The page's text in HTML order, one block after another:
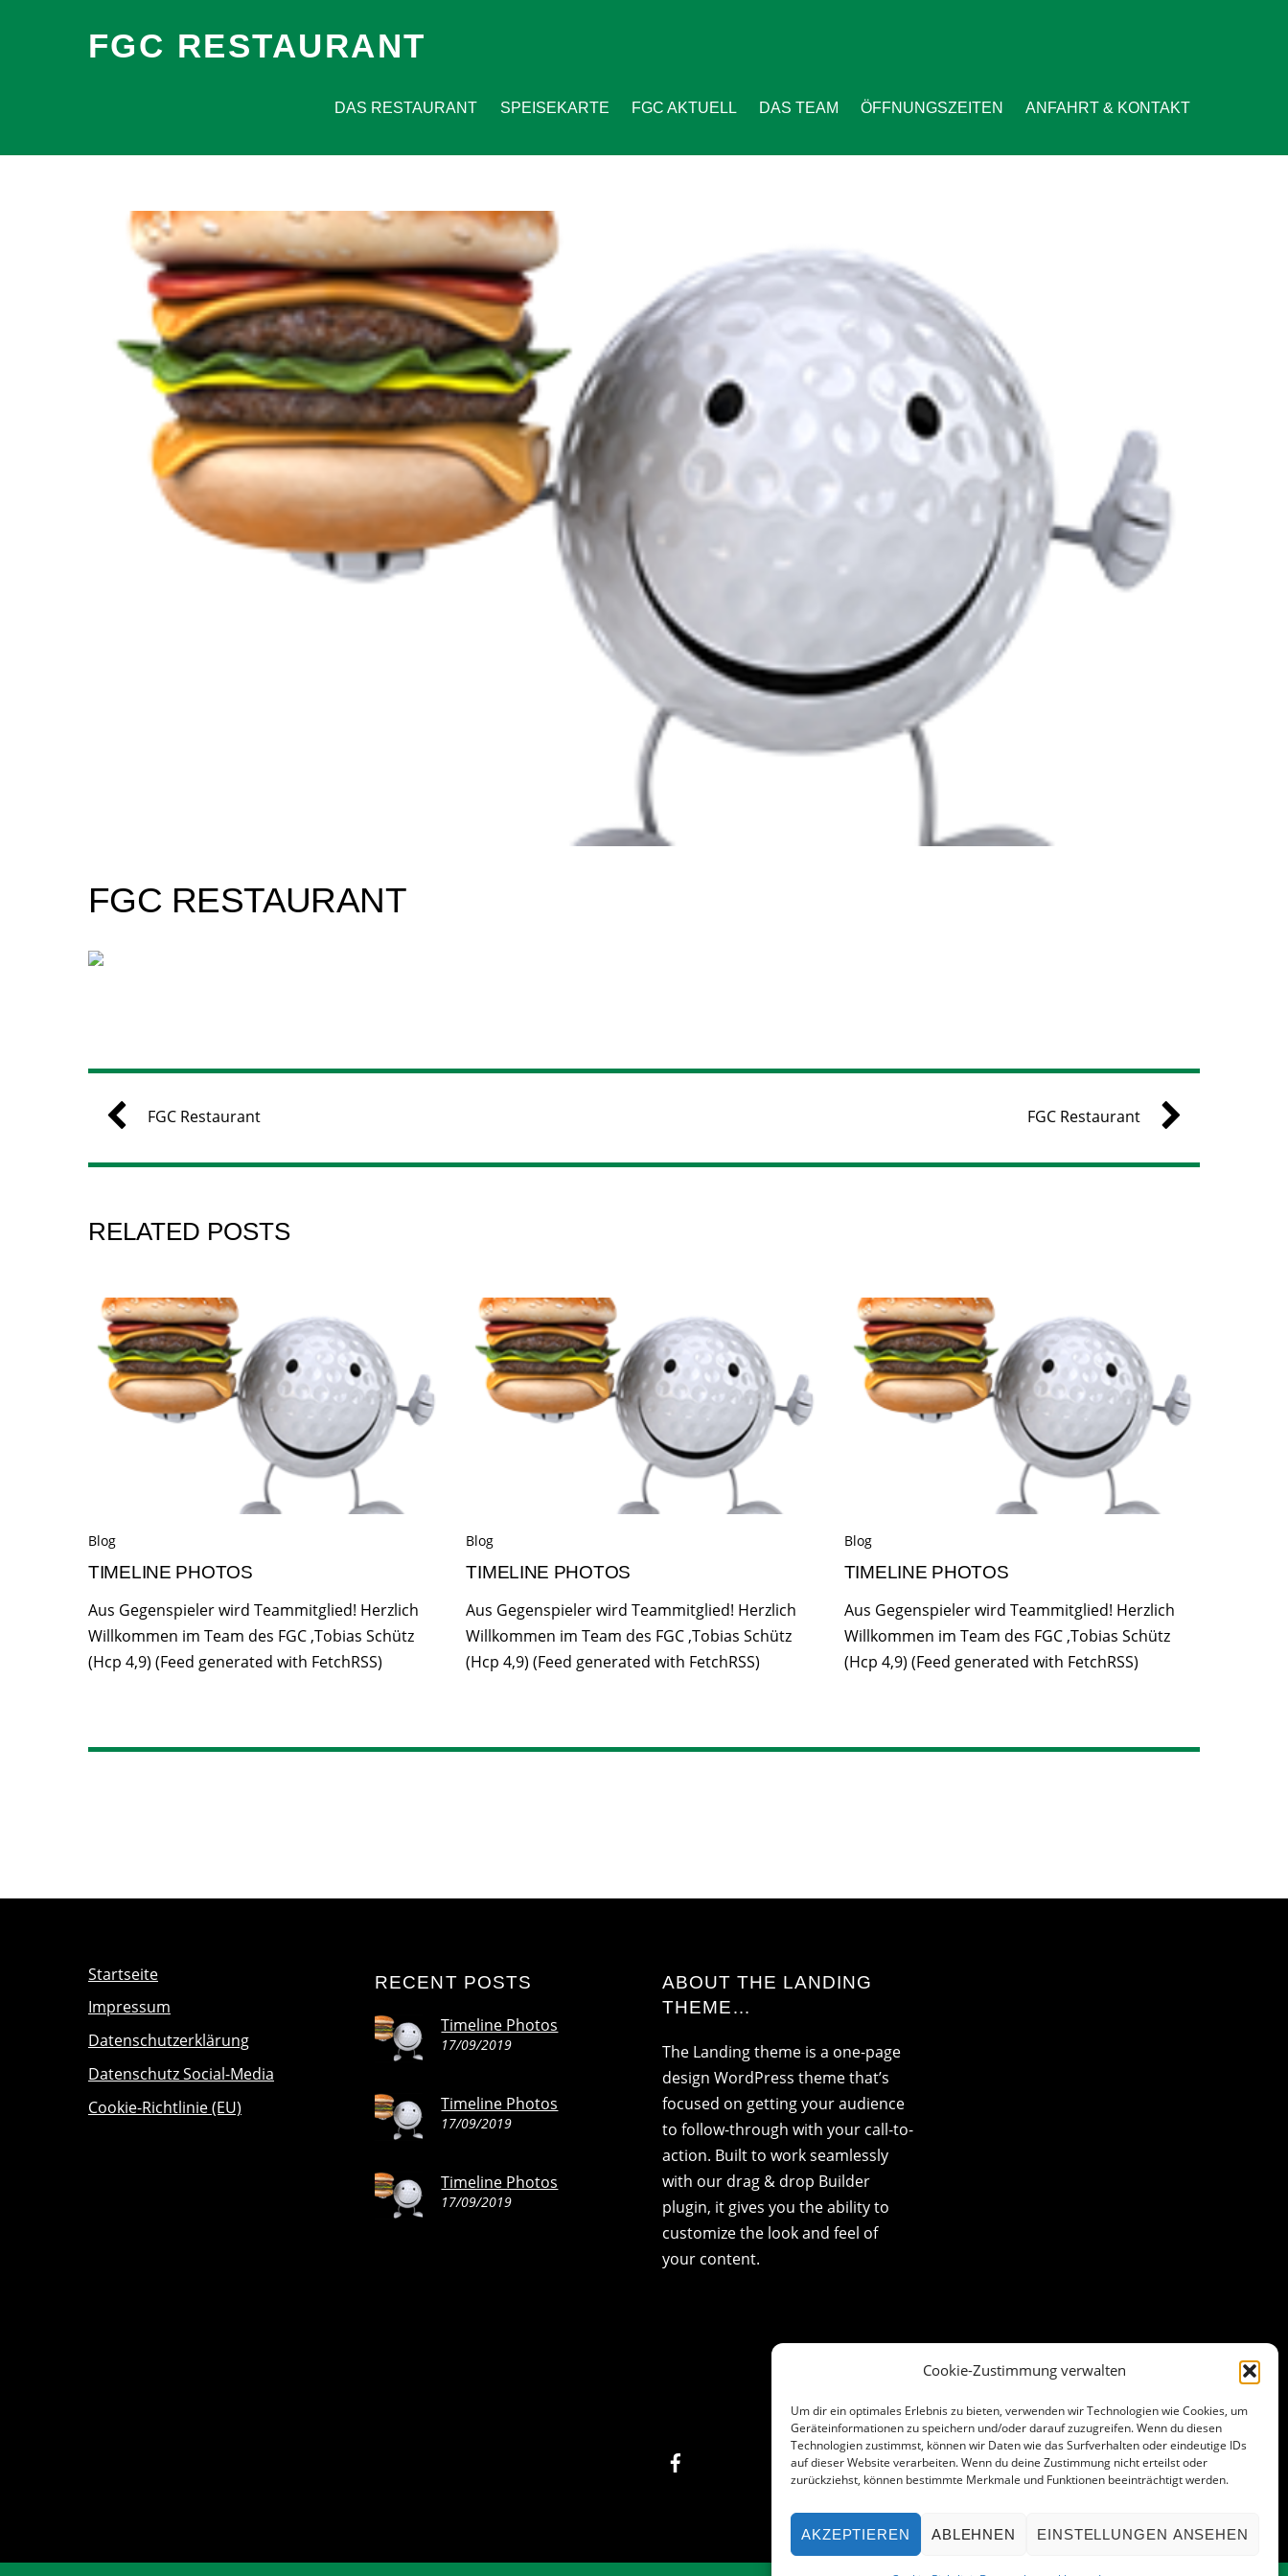
Cookie-Zustimmung verwalten
Um dir ein optimales Erlebnis zu bieten, verwenden wir Technologien wie Cookies, um
Geräteinformationen zu speichern und/oder darauf zuzugreifen. Wenn du diesen
Technologien zustimmst, können wir Daten wie das Surfverhalten oder eindeutige IDs
auf dieser Website verarbeiten. Wenn du deine Zustimmung nicht erteilst oder
zurückziehst, können bestimmte Merkmale und Funktionen beeinträchtigt werden.
AKZEPTIEREN ABLEHNEN EINSTELLUNGEN ANSEHEN
FGC RESTAURANT
DAS RESTAURANT SPEISEKARTE FGC AKTUELL DAS TEAM ÖFFNUNGSZEITEN ANFAHRT & KONTAKT
FGC RESTAURANT
FGC Restaurant FGC Restaurant
RELATED POSTS
Blog
TIMELINE PHOTOS
Aus Gegenspieler wird Teammitglied! Herzlich
Willkommen im Team des FGC ,Tobias Schütz
(Hcp 4,9) (Feed generated with FetchRSS)
Blog
TIMELINE PHOTOS
Aus Gegenspieler wird Teammitglied! Herzlich
Willkommen im Team des FGC ,Tobias Schütz
(Hcp 4,9) (Feed generated with FetchRSS)
Blog
TIMELINE PHOTOS
Aus Gegenspieler wird Teammitglied! Herzlich
Willkommen im Team des FGC ,Tobias Schütz
(Hcp 4,9) (Feed generated with FetchRSS)
Startseite
Impressum
Datenschutzerklärung
Datenschutz Social-Media
Cookie-Richtlinie (EU)
RECENT POSTS
Timeline Photos
17/09/2019
Timeline Photos
17/09/2019
Timeline Photos
17/09/2019
ABOUT THE LANDING
THEME…
The Landing theme is a one-page
design WordPress theme that’s
focused on getting your audience
to follow-through with your call-to-
action. Built to work seamlessly
with our drag & drop Builder
plugin, it gives you the ability to
customize the look and feel of
your content.